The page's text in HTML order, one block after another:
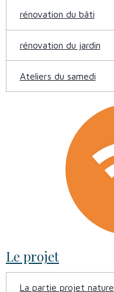
rénovation du bâti
rénovation du jardin
Ateliers du samedi
Le projet
La partie projet nature